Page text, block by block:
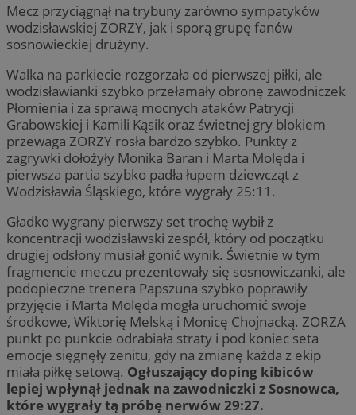
Mecz przyciągnął na trybuny zarówno sympatyków
wodzisławskiej ZORZY, jak i sporą grupę fanów
sosnowieckiej drużyny.
Walka na parkiecie rozgorzała od pierwszej piłki, ale
wodzisławianki szybko przełamały obronę zawodniczek
Płomienia i za sprawą mocnych ataków Patrycji
Grabowskiej i Kamili Kąsik oraz świetnej gry blokiem
przewaga ZORZY rosła bardzo szybko. Punkty z
zagrywki dołożyły Monika Baran i Marta Molęda i
pierwsza partia szybko padła łupem dziewcząt z
Wodzisławia Śląskiego, które wygrały 25:11.
Gładko wygrany pierwszy set trochę wybił z
koncentracji wodzisławski zespół, który od początku
drugiej odsłony musiał gonić wynik. Świetnie w tym
fragmencie meczu prezentowały się sosnowiczanki, ale
podopieczne trenera Papszuna szybko poprawiły
przyjęcie i Marta Molęda mogła uruchomić swoje
środkowe, Wiktorię Melską i Monicę Chojnacką. ZORZA
punkt po punkcie odrabiała straty i pod koniec seta
emocje sięgnęły zenitu, gdy na zmianę każda z ekip
miała piłkę setową. Ogłuszający doping kibiców
lepiej wpłynął jednak na zawodniczki z Sosnowca,
które wygrały tą próbę nerwów 29:27.